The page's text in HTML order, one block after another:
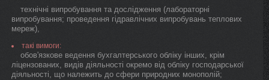
технічні випробування та дослідження (лабораторні
випробування; проведення гідравлічних випробувань теплових
мереж),
такі вимоги:
обов'язкове ведення бухгалтерського обліку інших, крім
ліцензованих, видів діяльності окремо від обліку господарської
діяльності, що належить до сфери природних монополій;